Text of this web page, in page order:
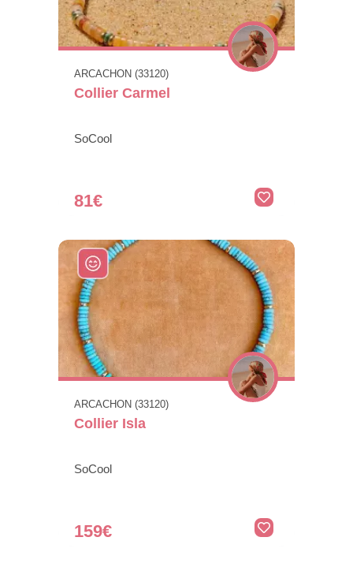
ARCACHON (33120)
Collier Carmel
SoCool
81€
ARCACHON (33120)
Collier Isla
SoCool
159€